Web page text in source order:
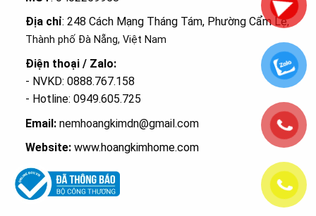
Địa chỉ: 248 Cách Mạng Tháng Tám, Phường Cẩm Lệ,
Thành phố Đà Nẵng, Việt Nam
Điện thoại / Zalo:
- NVKD: 0888.767.158
- Hotline: 0949.605.725
Email:nemhoangkimdn@gmail.com
Website: www.hoangkimhome.com